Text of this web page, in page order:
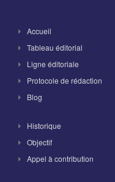
Accueil
Tableau éditorial
Ligne éditoriale
Protocole de rédaction
Blog
Historique
Objectif
Appel à contribution